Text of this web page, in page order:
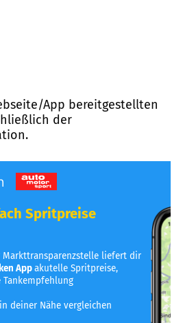
App bereitgestellten
der
Spritpreise
liefert dir
Appakutelle Spritpreise,
Tankempfehlung
deiner Nähe vergleichen